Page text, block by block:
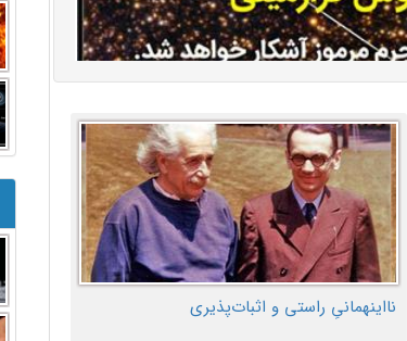
نااینهمانیِ راستی و اثبات‌پذیری